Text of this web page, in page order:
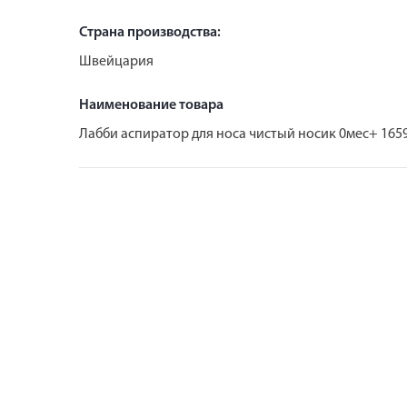
Страна производства:
Швейцария
Наименование товара
Лабби аспиратор для носа чистый носик 0мес+